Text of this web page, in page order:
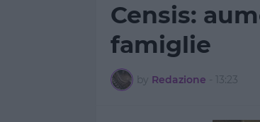
Censis:
famiglie
by Redazione - 13:23